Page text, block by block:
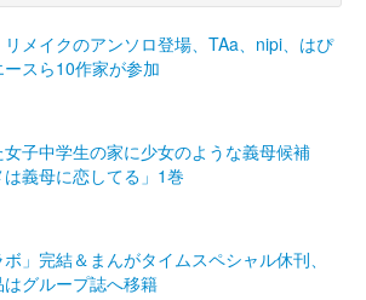
リメイクのアンソロ登場、TAa、nipi、はぴ
ースら10作家が参加
女子中学生の家に少女のような義母候補
は義母に恋してる」1巻
ボ」完結＆まんがタイムスペシャル休刊、
グループ誌へ移籍